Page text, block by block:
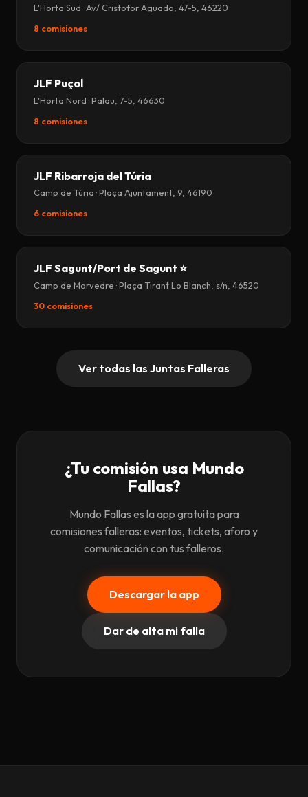
L'Horta Sud · Av/ Cristofor Aguado, 47-5, 46220
8 comisiones
JLF Puçol
L'Horta Nord · Palau, 7-5, 46630
8 comisiones
JLF Ribarroja del Túria
Camp de Túria · Plaça Ajuntament, 9, 46190
6 comisiones
JLF Sagunt/Port de Sagunt ⭐
Camp de Morvedre · Plaça Tirant Lo Blanch, s/n, 46520
30 comisiones
Ver todas las Juntas Falleras
¿Tu comisión usa Mundo
Fallas?
Mundo Fallas es la app gratuita para
comisiones falleras: eventos, tickets, aforo y
comunicación con tus falleros.
Descargar la app
Dar de alta mi falla